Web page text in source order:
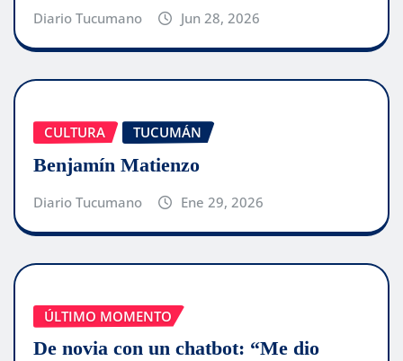
Diario Tucumano Jun 28, 2026
CULTURA TUCUMÁN
Benjamín Matienzo
Diario Tucumano Ene 29, 2026
ÚLTIMO MOMENTO
De novia con un chatbot: “Me dio